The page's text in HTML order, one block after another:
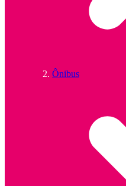
Ônibus